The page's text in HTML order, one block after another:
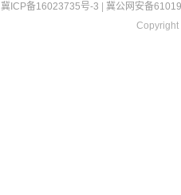
冀ICP备16023735号-3
冀公网安备